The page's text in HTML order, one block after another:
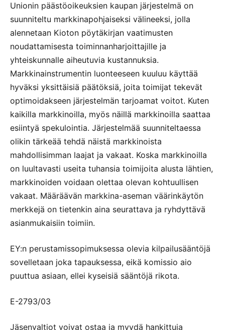
Unionin päästöoikeuksien kaupan järjestelmä on
suunniteltu markkinapohjaiseksi välineeksi, jolla
alennetaan Kioton pöytäkirjan vaatimusten
noudattamisesta toiminnanharjoittajille ja
yhteiskunnalle aiheutuvia kustannuksia.
Markkinainstrumentin luonteeseen kuuluu käyttää
hyväksi yksittäisiä päätöksiä, joita toimijat tekevät
optimoidakseen järjestelmän tarjoamat voitot. Kuten
kaikilla markkinoilla, myös näillä markkinoilla saattaa
esiintyä spekulointia. Järjestelmää suunniteltaessa
olikin tärkeää tehdä näistä markkinoista
mahdollisimman laajat ja vakaat. Koska markkinoilla
on luultavasti useita tuhansia toimijoita alusta lähtien,
markkinoiden voidaan olettaa olevan kohtuullisen
vakaat. Määräävän markkina-aseman väärinkäytön
merkkejä on tietenkin aina seurattava ja ryhdyttävä
asianmukaisiin toimiin.
EY:n perustamissopimuksessa olevia kilpailusääntöjä
sovelletaan joka tapauksessa, eikä komissio aio
puuttua asiaan, ellei kyseisiä sääntöjä rikota.
E-2793/03
Jäsenvaltiot voivat ostaa ja myydä hankittuja